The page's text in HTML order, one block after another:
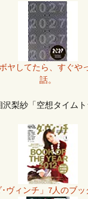
ヤしてたら、すぐや
話。
沢梨紗「空想タイムト
･ヴィンチ」7人のブ